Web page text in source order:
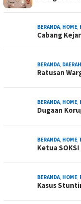
BERANDA HOME
Cabang
BERANDA DAERAH
Ratusan
BERANDA HOME
Dugaan
BERANDA HOME
Ketua
BERANDA HOME
Kasus